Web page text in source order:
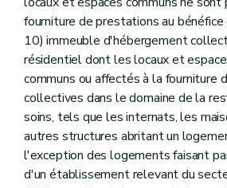
fourniture de prestations au bénéfice
10) immeuble d'hébergement
résidentiel dont les locaux et
communs ou affectés à la fourniture
collectives dans le domaine de la
soins, tels que les internats, les
autres structures abritant un
l'exception des logements faisant
d'un établissement relevant du